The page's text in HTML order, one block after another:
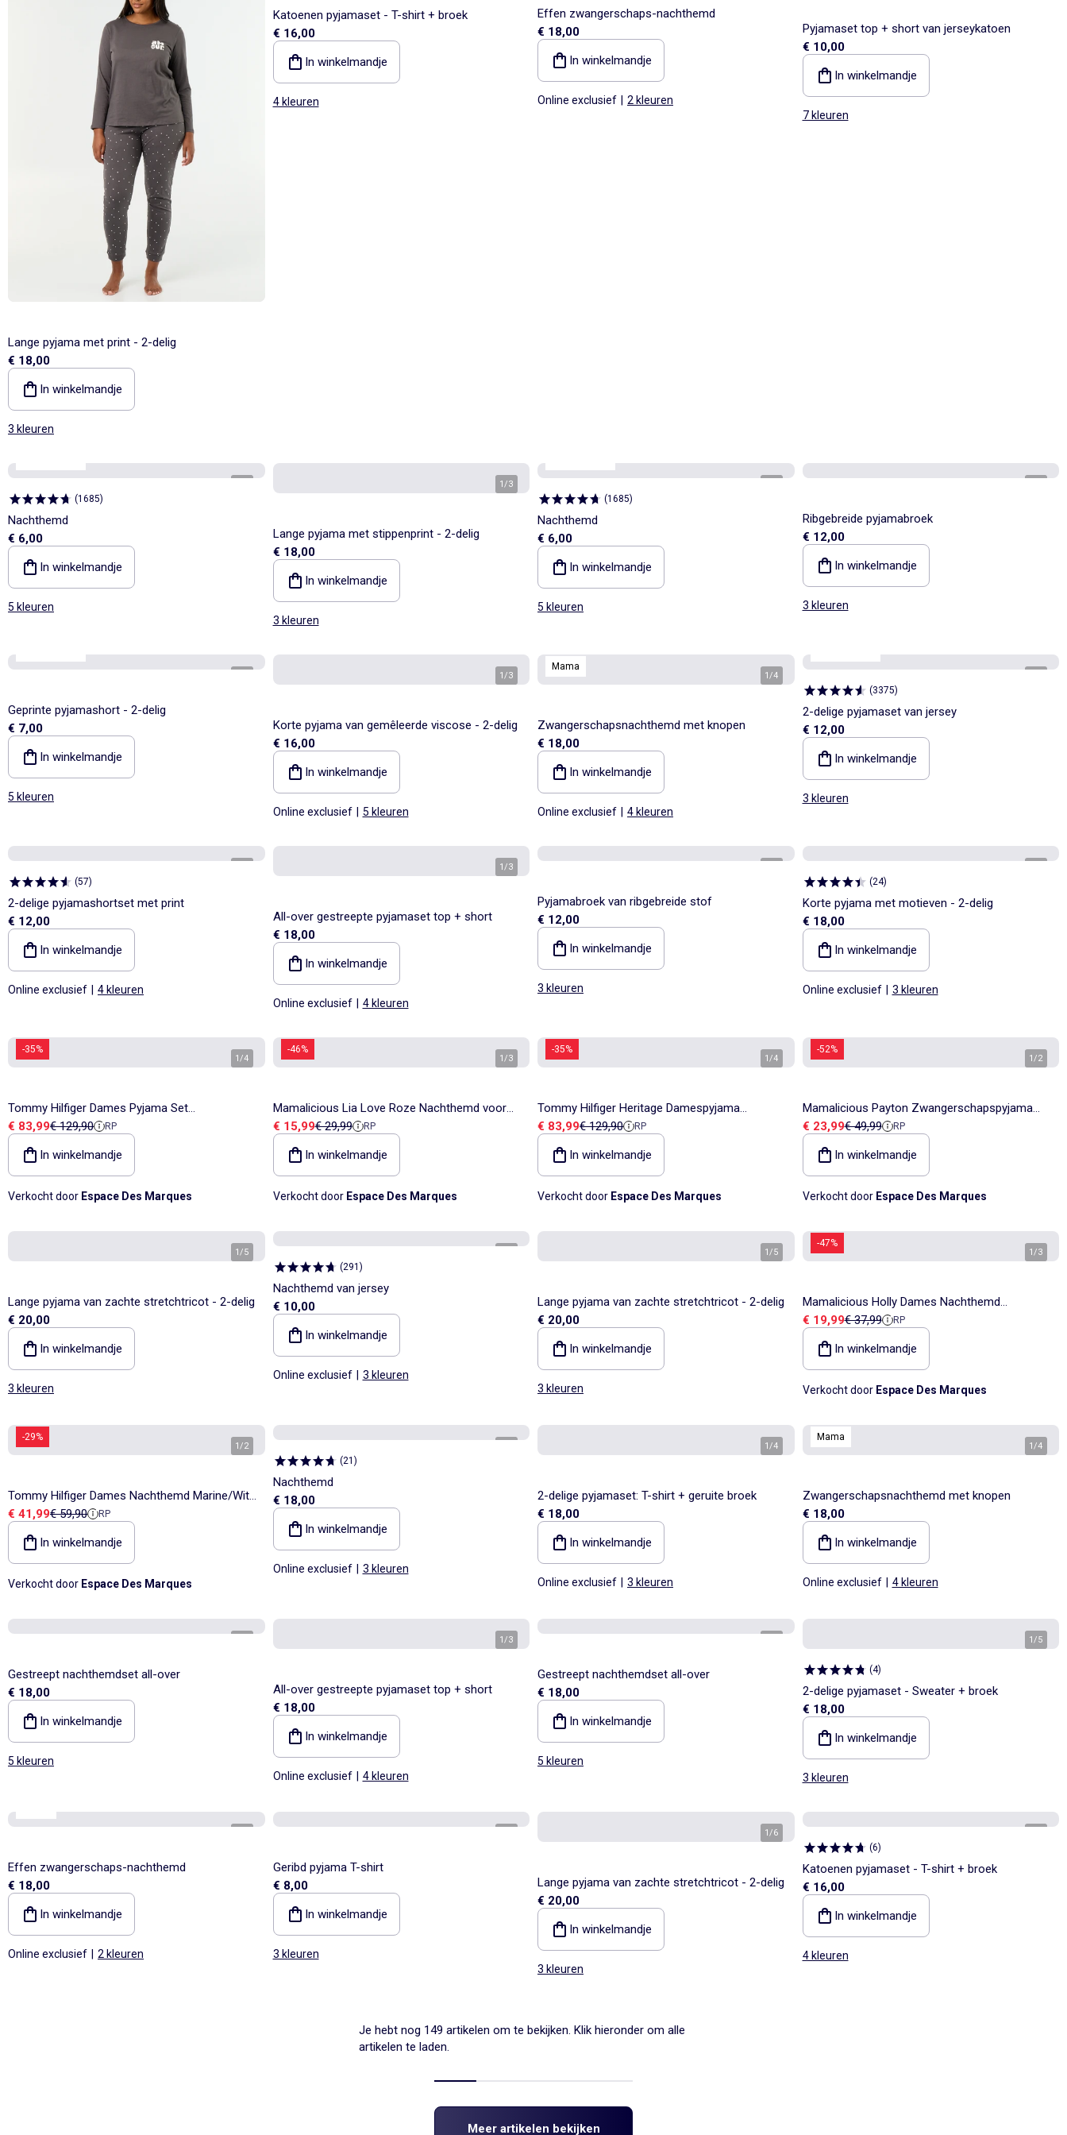
Lange pyjama met print - 2-delig
€ 18,00
In winkelmandje
3 kleuren
Katoenen pyjamaset - T-shirt + broek
€ 16,00
In winkelmandje
4 kleuren
Effen zwangerschaps-nachthemd
€ 18,00
In winkelmandje
Online exclusief 2 kleuren
Pyjamaset top + short van jerseykatoen
€ 10,00
In winkelmandje
7 kleuren
(1685)
Nachthemd
€ 6,00
In winkelmandje
5 kleuren
1/3
Lange pyjama met stippenprint - 2-delig
€ 18,00
In winkelmandje
3 kleuren
(1685)
Nachthemd
€ 6,00
In winkelmandje
5 kleuren
Ribgebreide pyjamabroek
€ 12,00
In winkelmandje
3 kleuren
Geprinte pyjamashort - 2-delig
€ 7,00
In winkelmandje
5 kleuren
1/3
Korte pyjama van gemêleerde viscose - 2-delig
€ 16,00
In winkelmandje
Online exclusief 5 kleuren
Mama
1/4
Zwangerschapsnachthemd met knopen
€ 18,00
In winkelmandje
Online exclusief 4 kleuren
(3375)
2-delige pyjamaset van jersey
€ 12,00
In winkelmandje
3 kleuren
(57)
2-delige pyjamashortset met print
€ 12,00
In winkelmandje
Online exclusief 4 kleuren
1/3
All-over gestreepte pyjamaset top + short
€ 18,00
In winkelmandje
Online exclusief 4 kleuren
Pyjamabroek van ribgebreide stof
€ 12,00
In winkelmandje
3 kleuren
(24)
Korte pyjama met motieven - 2-delig
€ 18,00
In winkelmandje
Online exclusief 3 kleuren
-35%
1/4
Tommy Hilfiger Dames Pyjama Set
Wit/Marineblauw/Rood
Verkoopprijs
€ 83,99Referentieprijs
€ 129,90 RP
In winkelmandje
Verkocht door Espace Des Marques
-46%
1/3
Mamalicious Lia Love Roze Nachthemd voor
Dames
Verkoopprijs
€ 15,99Referentieprijs
€ 29,99 RP
In winkelmandje
Verkocht door Espace Des Marques
-35%
1/4
Tommy Hilfiger Heritage Damespyjama
Wit/Marineblauw/Rood
Verkoopprijs
€ 83,99Referentieprijs
€ 129,90 RP
In winkelmandje
Verkocht door Espace Des Marques
-52%
1/2
Mamalicious Payton Zwangerschapspyjama
Groen voor Dames
Verkoopprijs
€ 23,99Referentieprijs
€ 49,99 RP
In winkelmandje
Verkocht door Espace Des Marques
1/5
Lange pyjama van zachte stretchtricot - 2-delig
€ 20,00
In winkelmandje
3 kleuren
(291 )
Nachthemd van jersey
€ 10,00
In winkelmandje
Online exclusief 3 kleuren
1/5
Lange pyjama van zachte stretchtricot - 2-delig
€ 20,00
In winkelmandje
3 kleuren
-47%
1/3
Mamalicious Holly Dames Nachthemd
Zwart/Wit
Verkoopprijs
€ 19,99Referentieprijs
€ 37,99 RP
In winkelmandje
Verkocht door Espace Des Marques
-29%
1/2
Tommy Hilfiger Dames Nachthemd Marine/Wit
Gestreep
Verkoopprijs
€ 41,99Referentieprijs
€ 59,90 RP
In winkelmandje
Verkocht door Espace Des Marques
(21 )
Nachthemd
€ 18,00
In winkelmandje
Online exclusief 3 kleuren
1/4
2-delige pyjamaset: T-shirt + geruite broek
€ 18,00
In winkelmandje
Online exclusief 3 kleuren
Mama
1/4
Zwangerschapsnachthemd met knopen
€ 18,00
In winkelmandje
Online exclusief 4 kleuren
Gestreept nachthemdset all-over
€ 18,00
In winkelmandje
5 kleuren
1/3
All-over gestreepte pyjamaset top + short
€ 18,00
In winkelmandje
Online exclusief 4 kleuren
Gestreept nachthemdset all-over
€ 18,00
In winkelmandje
5 kleuren
1/5
(4)
2-delige pyjamaset - Sweater + broek
€ 18,00
In winkelmandje
3 kleuren
Effen zwangerschaps-nachthemd
€ 18,00
In winkelmandje
Online exclusief 2 kleuren
Geribd pyjama T-shirt
€ 8,00
In winkelmandje
3 kleuren
1/6
Lange pyjama van zachte stretchtricot - 2-delig
€ 20,00
In winkelmandje
3 kleuren
(6)
Katoenen pyjamaset - T-shirt + broek
€ 16,00
In winkelmandje
4 kleuren
Je hebt nog 149 artikelen om te bekijken. Klik hieronder om alle
artikelen te laden.
Meer artikelen bekijken